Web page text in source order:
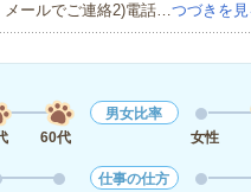
メールでご連絡2)電話…つづきを見
60代
男女比率
女性
仕事の仕方